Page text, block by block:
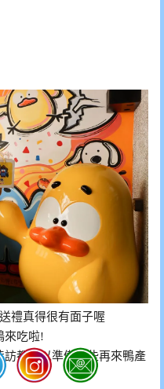
禮真得很有面子喔
來吃啦!
都可以準備一些再來鴨產